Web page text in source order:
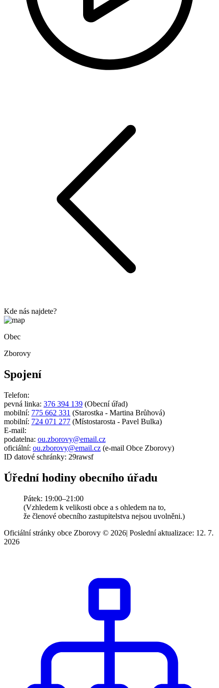
Kde nás najdete?
Obec
Zborovy
Spojení
Telefon:
pevná linka: 376 394 139 (Obecní úřad)
mobilní: 775 662 331 (Starostka - Martina Brůhová)
mobilní: 724 071 277 (Místostarosta - Pavel Bulka)
E-mail:
podatelna: ou.zborovy@email.cz
oficiální: ou.zborovy@email.cz (e-mail Obce Zborovy)
ID datové schránky: 29rawsf
Úřední hodiny obecního úřadu
Pátek: 19:00–21:00
(Vzhledem k velikosti obce a s ohledem na to,
že členové obecního zastupitelstva nejsou uvolněni.)
Oficiální stránky obce Zborovy © 2026| Poslední aktualizace: 12. 7.
2026